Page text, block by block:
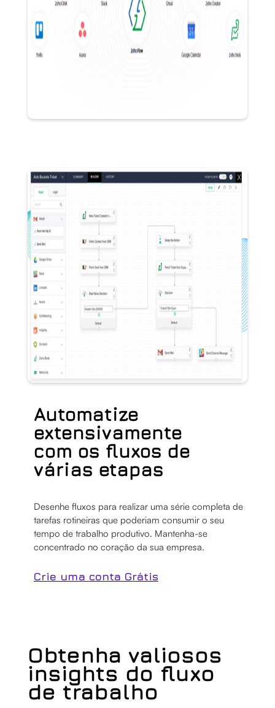
Automatize
extensivamente
com os fluxos de
várias etapas
Desenhe fluxos para realizar uma série completa de
tarefas rotineiras que poderiam consumir o seu
tempo de trabalho produtivo. Mantenha-se
concentrado no coração da sua empresa.
Crie uma conta Grátis
Obtenha valiosos
insights do fluxo
de trabalho